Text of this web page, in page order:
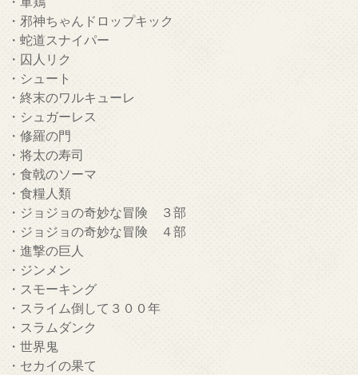
・邪神ちゃんドロップキック
・蛇道スナイパー
・囚人リク
・シュート
・終末のワルキューレ
・シュガーレス
・修羅の門
・将太の寿司
・食戟のソーマ
・食糧人類
・ジョジョの奇妙な冒険 ３部
・ジョジョの奇妙な冒険 ４部
・進撃の巨人
・ジンメン
・スモーキング
・スライム倒して３００年
・スラムダンク
・世界鬼
・セカイの果て